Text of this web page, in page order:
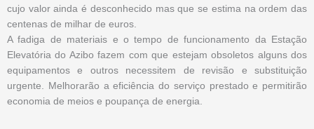
cujo valor ainda é desconhecido mas que se estima na ordem das
centenas de milhar de euros.
A fadiga de materiais e o tempo de funcionamento da Estação
Elevatória do Azibo fazem com que estejam obsoletos alguns dos
equipamentos e outros necessitem de revisão e substituição
urgente. Melhorarão a eficiência do serviço prestado e permitirão
economia de meios e poupança de energia.